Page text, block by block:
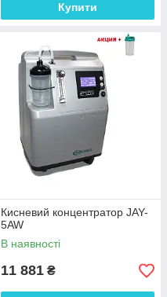
Купити
Кисневий концентратор JAY-
5AW
В наявності
11 881 ₴